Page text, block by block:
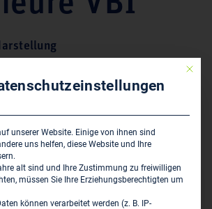
Wärmeversorgung,
Raumlufttechnik,
Bauüberwachung,
Unternehmens
Mit
unserer Website. Einige von ihnen sind
uns helfen, diese Website und Ihre
alt sind und Ihre Zustimmung zu freiwilligen
müssen Sie Ihre Erziehungsberechtigten um
können verarbeitet werden (z. B. IP-